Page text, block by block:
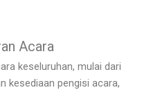
Acara
keseluruhan, mulai dari
kesediaan pengisi acara,